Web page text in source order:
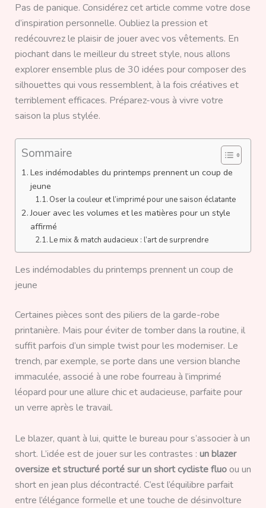
Pas de panique. Considérez cet article comme votre dose
d’inspiration personnelle. Oubliez la pression et
redécouvrez le plaisir de jouer avec vos vêtements. En
piochant dans le meilleur du street style, nous allons
explorer ensemble plus de 30 idées pour composer des
silhouettes qui vous ressemblent, à la fois créatives et
terriblement efficaces. Préparez-vous à vivre votre
saison la plus stylée.
Sommaire
Les indémodables du printemps prennent un coup de
jeune
Oser la couleur et l’imprimé pour une saison éclatante
Jouer avec les volumes et les matières pour un style
affirmé
Le mix & match audacieux : l’art de surprendre
Les indémodables du printemps prennent un coup de
jeune
Certaines pièces sont des piliers de la garde-robe
printanière. Mais pour éviter de tomber dans la routine, il
suffit parfois d’un simple twist pour les moderniser. Le
trench, par exemple, se porte dans une version blanche
immaculée, associé à une robe fourreau à l’imprimé
léopard pour une allure chic et audacieuse, parfaite pour
un verre après le travail.
Le blazer, quant à lui, quitte le bureau pour s’associer à un
short. L’idée est de jouer sur les contrastes : un blazer
oversize et structuré porté sur un short cycliste fluoou un
short en jean plus décontracté. C’est l’équilibre parfait
entre l’élégance formelle et une touche de désinvolture